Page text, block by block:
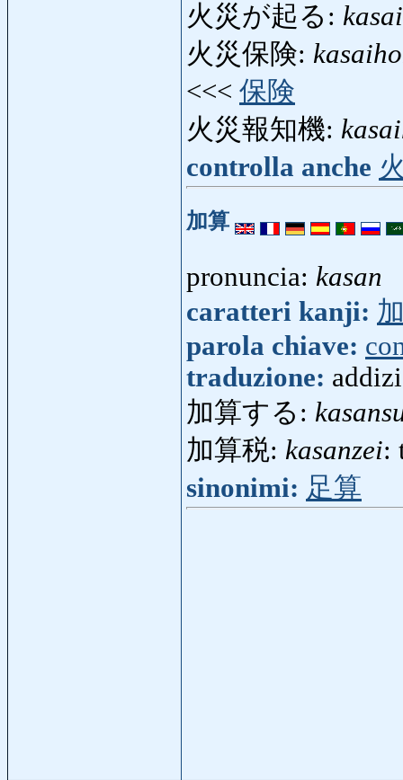
火災が起る:
火災保険:
<<< 保険
火災報知機:
controlla anche
加算
pronuncia: kasan
caratteri kanji:
parola chiave:
traduzione:
加算する:
加算税: kasanzei:
sinonimi: 足算